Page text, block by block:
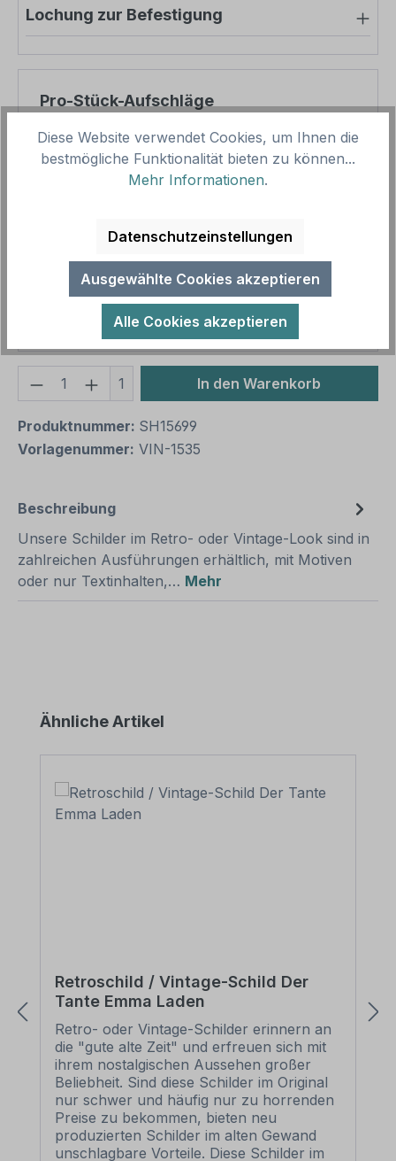
Lochung zur Befestigung
Pro-Stück-Aufschläge
Produktpreis
8,57 €
Zwischensumme
Gesamtpreis
8,57 €
Preise inkl. MwSt. zzgl. Versandkosten
Aufgrund von Neuberechnungen im Warenkorb sind
abweichende Endpreise möglich.
Produkt Anzahl: Gib den
1 In den Warenkorb
Produktnummer: SH15699
Vorlagenummer: VIN-1535
Beschreibung
Unsere Schilder im Retro- oder Vintage-Look sind in
zahlreichen Ausführungen erhältlich, mit Motiven
oder nur Textinhalten,… Mehr
Produktgalerie überspringen
Ähnliche Artikel
Retroschild / Vintage-Schild Der
Tante Emma Laden
Retro- oder Vintage-Schilder erinnern an
die "gute alte Zeit" und erfreuen sich mit
ihrem nostalgischen Aussehen großer
Beliebheit. Sind diese Schilder im Original
nur schwer und häufig nur zu horrenden
Preise zu bekommen, bieten neu
produzierten Schilder im alten Gewand
unschlagbare Vorteile. Diese Schilder im
Diese Website verwendet Cookies, um Ihnen die
bestmögliche Funktionalität bieten zu können...
Mehr Informationen.
Datenschutzeinstellungen
Ausgewählte Cookies akzeptieren
Alle Cookies akzeptieren